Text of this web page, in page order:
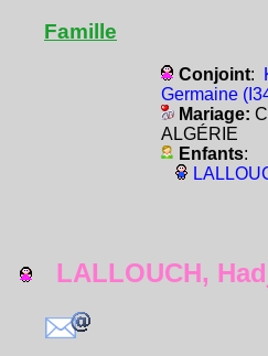
Famille
Conjoint:
Germaine
Mariage:
ALGÉRIE
Enfants:
LALLOUCH,